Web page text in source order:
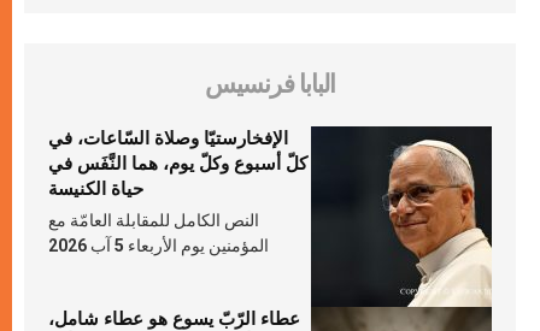
البابا فرنسيس
الإفخارستيّا وصلاة السّاعات، في
كلّ أسبوع وكلّ يوم، هما النَّفَس في
حياة الكنيسة
النص الكامل للمقابلة العامّة مع
المؤمنين يوم الأربعاء 5 آب 2026
عطاء الرّبّ يسوع هو عطاء شامل،